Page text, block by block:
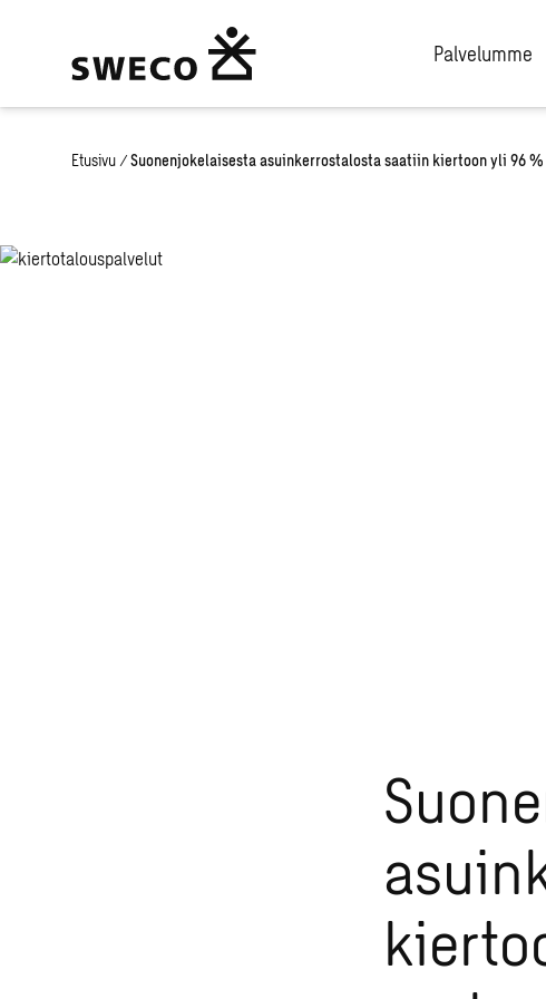
Palvelumme
Etusivu / Suonenjokelaisesta asuinkerrostalosta saatiin kiertoon yli 96